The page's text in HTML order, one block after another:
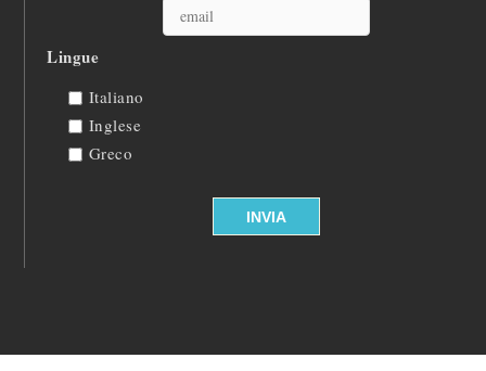
Lingue
Italiano
Inglese
Greco